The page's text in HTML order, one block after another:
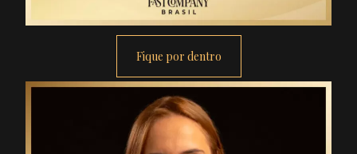
Fique por dentro